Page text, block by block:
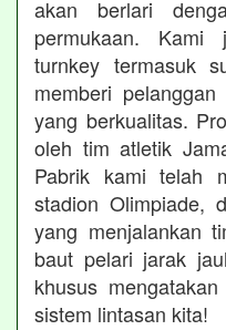
akan berlari
permukaan. Kami
turnkey termasuk
memberi
yang berkualitas.
oleh tim atletik
Pabrik kami telah
stadion Olimpiade,
yang menjalankan
baut pelari jarak
khusus
sistem lintasan kita!